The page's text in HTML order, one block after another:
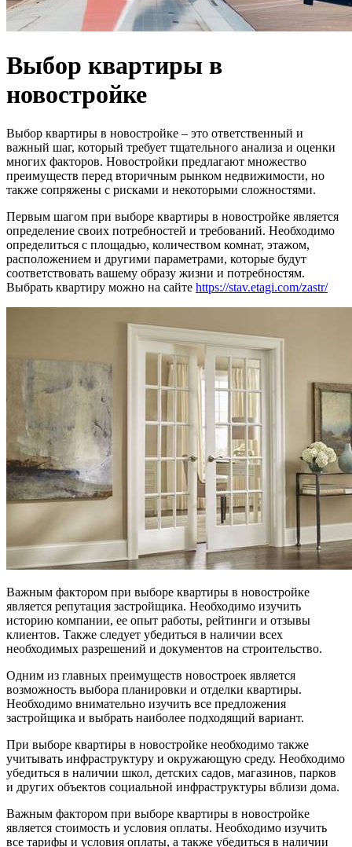
Выбор квартиры в
новостройке
Выбор квартиры в новостройке – это ответственный и
важный шаг, который требует тщательного анализа и оценки
многих факторов. Новостройки предлагают множество
преимуществ перед вторичным рынком недвижимости, но
также сопряжены с рисками и некоторыми сложностями.
Первым шагом при выборе квартиры в новостройке является
определение своих потребностей и требований. Необходимо
определиться с площадью, количеством комнат, этажом,
расположением и другими параметрами, которые будут
соответствовать вашему образу жизни и потребностям.
Выбрать квартиру можно на сайте https://stav.etagi.com/zastr/
Важным фактором при выборе квартиры в новостройке
является репутация застройщика. Необходимо изучить
историю компании, ее опыт работы, рейтинги и отзывы
клиентов. Также следует убедиться в наличии всех
необходимых разрешений и документов на строительство.
Одним из главных преимуществ новостроек является
возможность выбора планировки и отделки квартиры.
Необходимо внимательно изучить все предложения
застройщика и выбрать наиболее подходящий вариант.
При выборе квартиры в новостройке необходимо также
учитывать инфраструктуру и окружающую среду. Необходимо
убедиться в наличии школ, детских садов, магазинов, парков
и других объектов социальной инфраструктуры вблизи дома.
Важным фактором при выборе квартиры в новостройке
является стоимость и условия оплаты. Необходимо изучить
все тарифы и условия оплаты, а также убедиться в наличии